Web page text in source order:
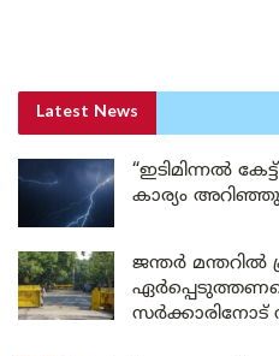
Latest News
“ഇടിമിന്നൽ
കാര്യം
ജന്തർ മന്തറിൽ
സർക്കാരിനോട്